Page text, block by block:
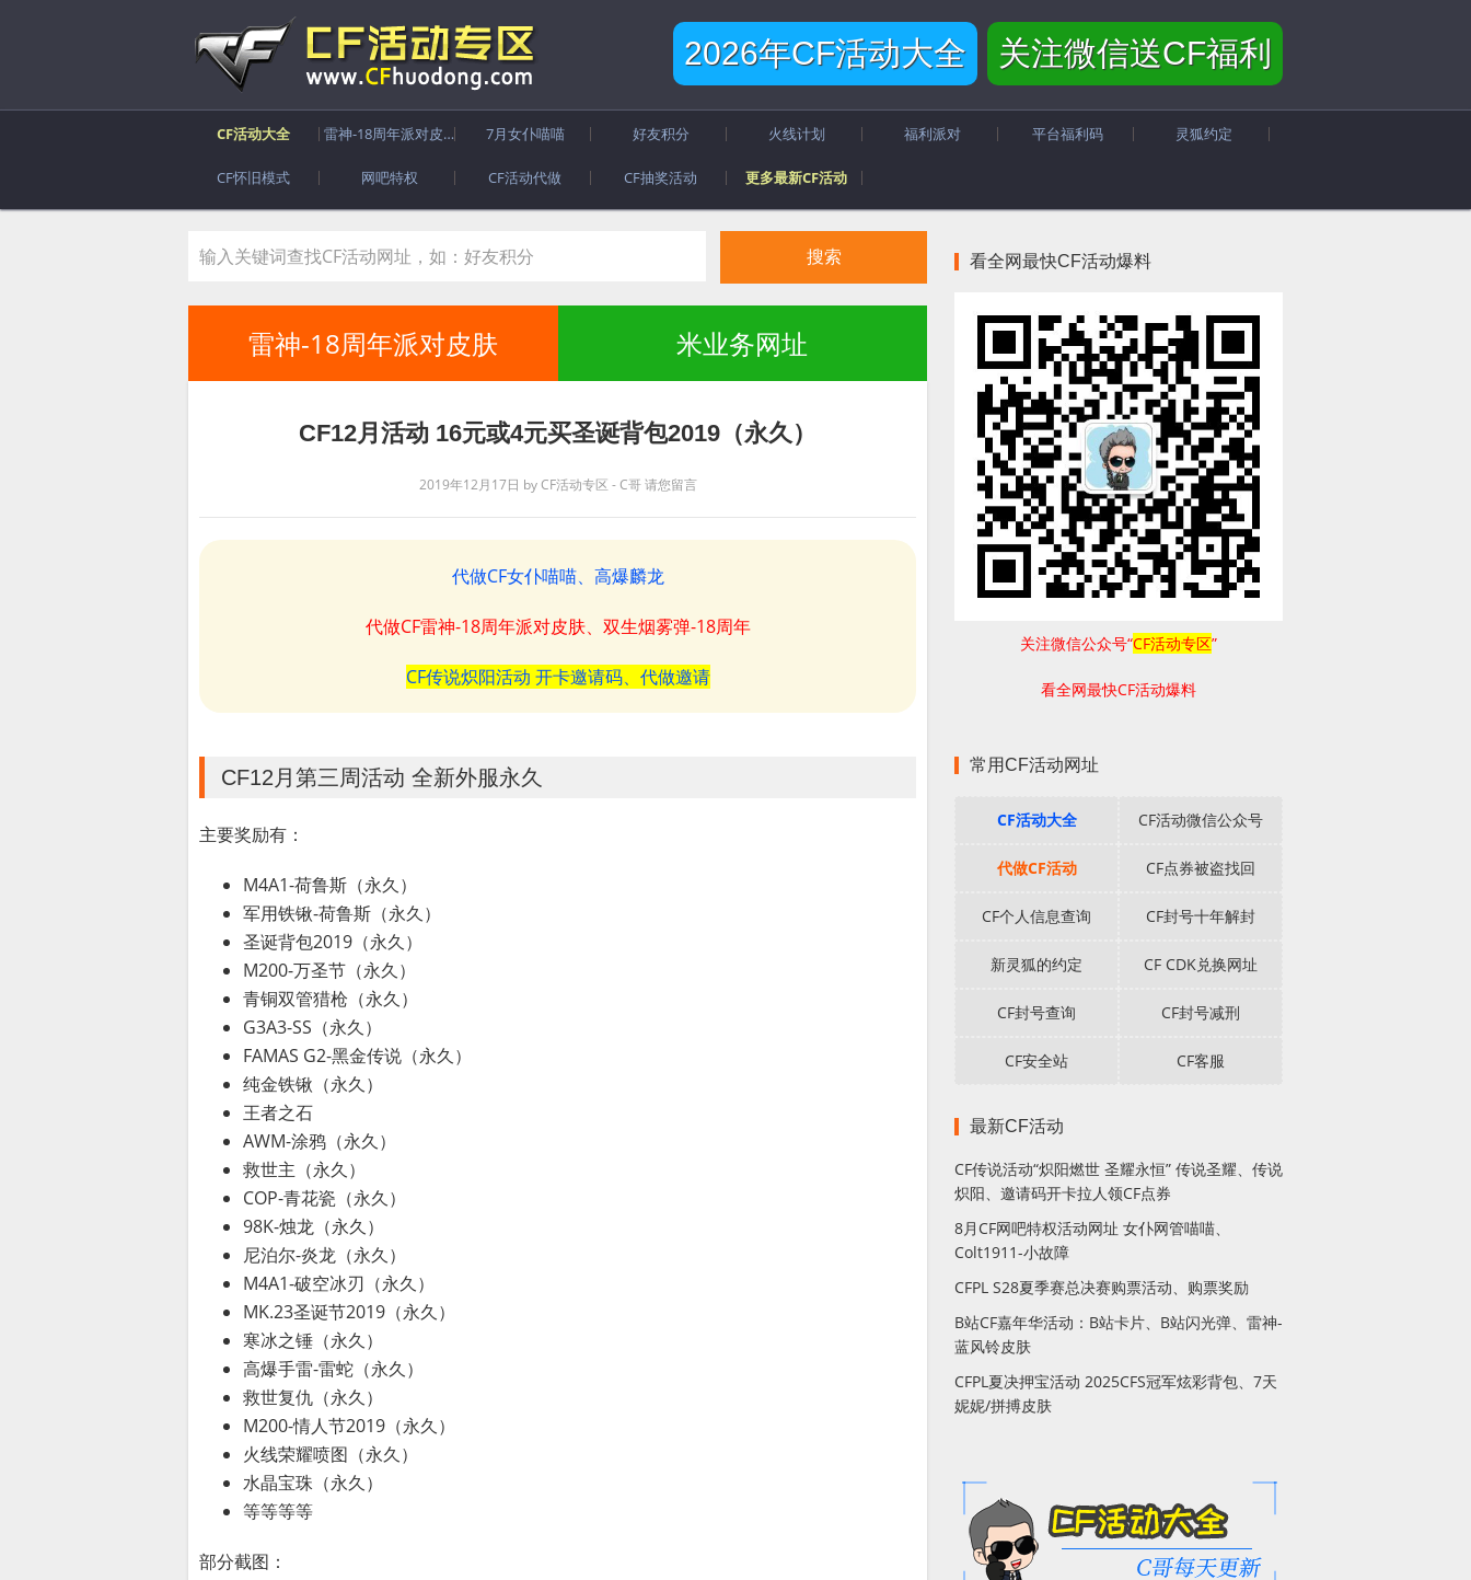
2026年CF活动大全 关注微信送CF福利
CF活动大全 雷神-18周年派对皮肤 7月女仆喵喵 好友积分 火线计划 福利派对 平台福利码 灵狐约定
CF怀旧模式 网吧特权 CF活动代做 CF抽奖活动 更多最新CF活动
雷神-18周年派对皮肤 米业务网址
CF12月活动 16元或4元买圣诞背包2019（永久）
2019年12月17日 byCF活动专区 - C哥 请您留言
代做CF女仆喵喵、高爆麟龙
代做CF雷神-18周年派对皮肤、双生烟雾弹-18周年
CF传说炽阳活动 开卡邀请码、代做邀请
CF12月第三周活动 全新外服永久
主要奖励有：
M4A1-荷鲁斯（永久）
军用铁锹-荷鲁斯（永久）
圣诞背包2019（永久）
M200-万圣节（永久）
青铜双管猎枪（永久）
G3A3-SS（永久）
FAMAS G2-黑金传说（永久）
纯金铁锹（永久）
王者之石
AWM-涂鸦（永久）
救世主（永久）
COP-青花瓷（永久）
98K-烛龙（永久）
尼泊尔-炎龙（永久）
M4A1-破空冰刃（永久）
MK.23圣诞节2019（永久）
寒冰之锤（永久）
高爆手雷-雷蛇（永久）
救世复仇（永久）
M200-情人节2019（永久）
火线荣耀喷图（永久）
水晶宝珠（永久）
等等等等
部分截图：
看全网最快CF活动爆料
关注微信公众号“CF活动专区”
看全网最快CF活动爆料
常用CF活动网址
CF活动大全 CF活动微信公众号
代做CF活动 CF点券被盗找回
CF个人信息查询 CF封号十年解封
新灵狐的约定 CF CDK兑换网址
CF封号查询 CF封号减刑
CF安全站 CF客服
最新CF活动
CF传说活动“炽阳燃世 圣耀永恒” 传说圣耀、传说
炽阳、邀请码开卡拉人领CF点券
8月CF网吧特权活动网址 女仆网管喵喵、
Colt1911-小故障
CFPL S28夏季赛总决赛购票活动、购票奖励
B站CF嘉年华活动：B站卡片、B站闪光弹、雷神-
蓝风铃皮肤
CFPL夏决押宝活动 2025CFS冠军炫彩背包、7天
妮妮/拼搏皮肤